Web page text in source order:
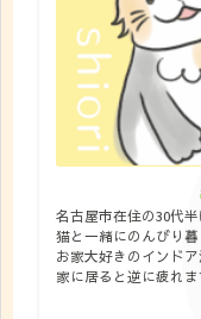
名古屋市在住の30代半
猫と一緒にのんびり暮
お家大好きのインド
家に居ると逆に疲れま